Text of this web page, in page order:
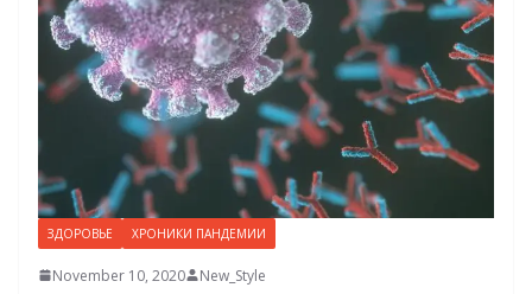
ЗДОРОВЬЕ ХРОНИКИ ПАНДЕМИИ
November 10, 2020 New_Style